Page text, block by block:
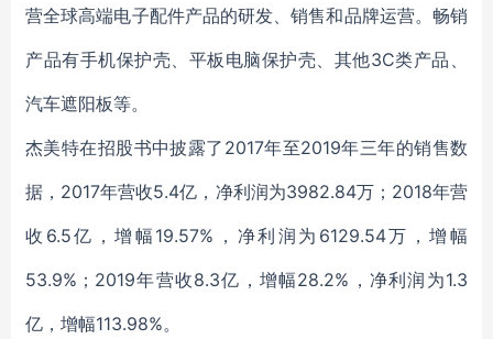
营全球高端电子配件产品的研发、销售和品牌运营。畅销
产品有手机保护壳、平板电脑保护壳、其他3C类产品、
汽车遮阳板等。
杰美特在招股书中披露了2017年至2019年三年的销售数
据，2017年营收5.4亿，净利润为3982.84万；2018年营
收6.5亿，增幅19.57%，净利润为6129.54万，增幅
53.9%；2019年营收8.3亿，增幅28.2%，净利润为1.3
亿，增幅113.98%。